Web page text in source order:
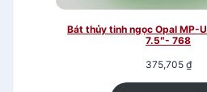
Bát thủy tinh ngọc Opal MP-
7.5″- 768
375,705 ₫